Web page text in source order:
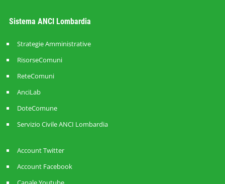
Sistema ANCI Lombardia
Strategie Amministrative
RisorseComuni
ReteComuni
AnciLab
DoteComune
Servizio Civile ANCI Lombardia
Account Twitter
Account Facebook